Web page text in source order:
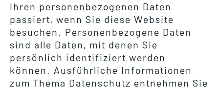
Ihren personenbezogenen Daten
passiert, wenn Sie diese Website
besuchen. Personenbezogene Daten
sind alle Daten, mit denen Sie
persönlich identifiziert werden
können. Ausführliche Informationen
zum Thema Datenschutz entnehmen Sie